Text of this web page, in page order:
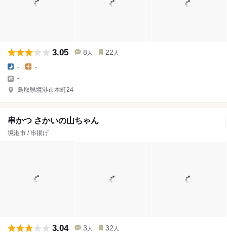
3.05 8 人 22 人
- -
-
鳥取県境港市本町24
串かつ さかいの山ちゃん
境港市 / 串揚げ
3.04 3 人 32 人